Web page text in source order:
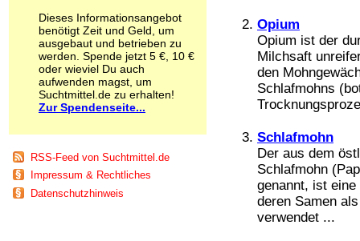
Opium
Opium ist der
Milchsaft
den
Schlafmohns
Schlafmohn
Der aus dem
Schlafmohn
genannt, ist
deren Samen
verwendet ...
Psychopharmaka
Schlafmittel
Schmerzmittel
Schnüffelstoffe
Spice
Sucht / Süchte
Alkoholsucht
Co-Abhängigkeit
Computersucht
Ess-Brechsucht
Essstörungen
Fernsehsucht
Dieses Informationsangebot
benötigt Zeit und Geld, um
ausgebaut und betrieben zu
werden. Spende jetzt 5 €, 10 €
oder wieviel Du auch
aufwenden magst, um
Suchtmittel.de zu erhalten!
Zur Spendenseite...
RSS-Feed von Suchtmittel.de
Impressum & Rechtliches
Datenschutzhinweis